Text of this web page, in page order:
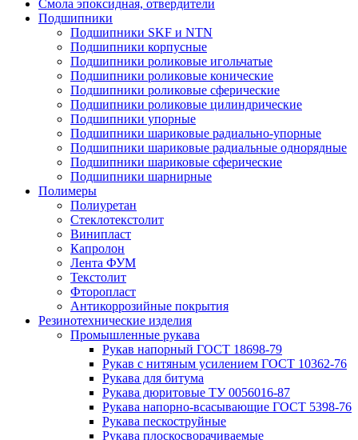
Смола эпоксидная, отвердители
Подшипники
Подшипники SKF и NTN
Подшипники корпусные
Подшипники роликовые игольчатые
Подшипники роликовые конические
Подшипники роликовые сферические
Подшипники роликовые цилиндрические
Подшипники упорные
Подшипники шариковые радиально-упорные
Подшипники шариковые радиальные однорядные
Подшипники шариковые сферические
Подшипники шарнирные
Полимеры
Полиуретан
Стеклотекстолит
Винипласт
Капролон
Лента ФУМ
Текстолит
Фторопласт
Антикоррозийные покрытия
Резинотехнические изделия
Промышленные рукава
Рукав напорный ГОСТ 18698-79
Рукав с нитяным усилением ГОСТ 10362-76
Рукава для битума
Рукава дюритовые ТУ 0056016-87
Рукава напорно-всасывающие ГОСТ 5398-76
Рукава пескоструйные
Рукава плоскосворачиваемые